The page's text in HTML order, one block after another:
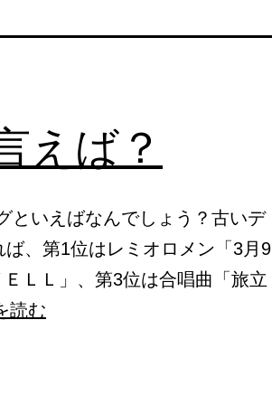
えば？
といえばなんでしょう？古いデ
、第1位はレミオロメン「3月9
ＬＬ」、第3位は合唱曲「旅立
読む